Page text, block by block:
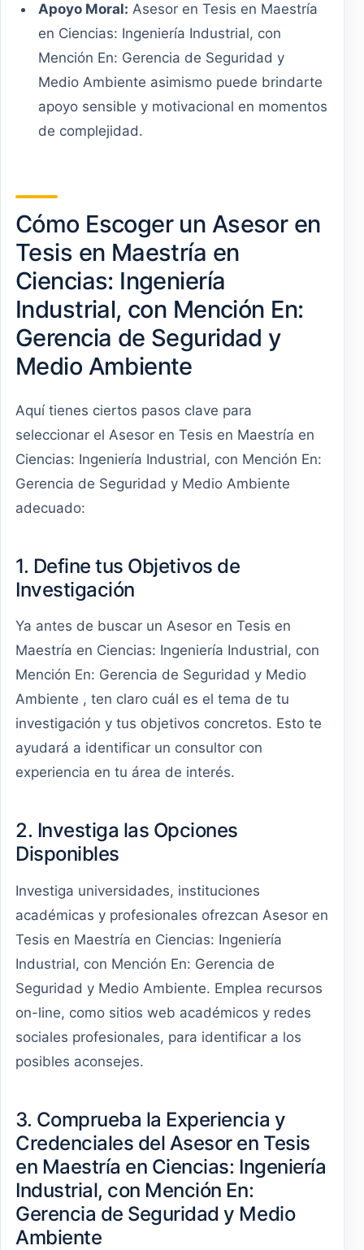
Apoyo Moral: Asesor en Tesis en Maestría
en Ciencias: Ingeniería Industrial, con
Mención En: Gerencia de Seguridad y
Medio Ambiente asimismo puede brindarte
apoyo sensible y motivacional en momentos
de complejidad.
Cómo Escoger un Asesor en
Tesis en Maestría en
Ciencias: Ingeniería
Industrial, con Mención En:
Gerencia de Seguridad y
Medio Ambiente
Aquí tienes ciertos pasos clave para
seleccionar el Asesor en Tesis en Maestría en
Ciencias: Ingeniería Industrial, con Mención En:
Gerencia de Seguridad y Medio Ambiente
adecuado:
1. Define tus Objetivos de
Investigación
Ya antes de buscar un Asesor en Tesis en
Maestría en Ciencias: Ingeniería Industrial, con
Mención En: Gerencia de Seguridad y Medio
Ambiente , ten claro cuál es el tema de tu
investigación y tus objetivos concretos. Esto te
ayudará a identificar un consultor con
experiencia en tu área de interés.
2. Investiga las Opciones
Disponibles
Investiga universidades, instituciones
académicas y profesionales ofrezcan Asesor en
Tesis en Maestría en Ciencias: Ingeniería
Industrial, con Mención En: Gerencia de
Seguridad y Medio Ambiente. Emplea recursos
on-line, como sitios web académicos y redes
sociales profesionales, para identificar a los
posibles aconsejes.
3. Comprueba la Experiencia y
Credenciales del Asesor en Tesis
en Maestría en Ciencias: Ingeniería
Industrial, con Mención En:
Gerencia de Seguridad y Medio
Ambiente